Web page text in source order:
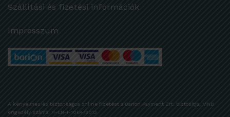
Szállítási és fizetési információk
Impresszum
A kényelmes és biztonságos online fizetést a Barion Payment Zrt. biztosítja, MNB
engedély száma: H-EN-I-1064/2013